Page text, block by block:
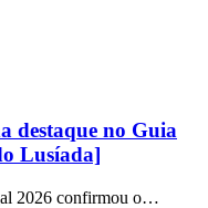
destaque no Guia
Lusíada]
2026 confirmou o…